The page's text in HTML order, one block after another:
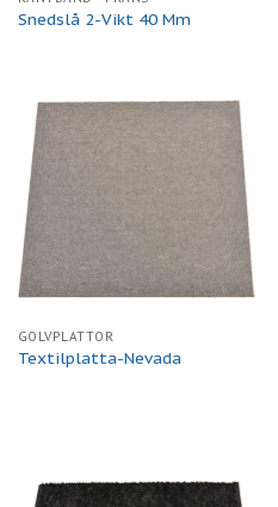
Snedslå 2-Vikt 40 Mm
GOLVPLATTOR
Textilplatta-Nevada